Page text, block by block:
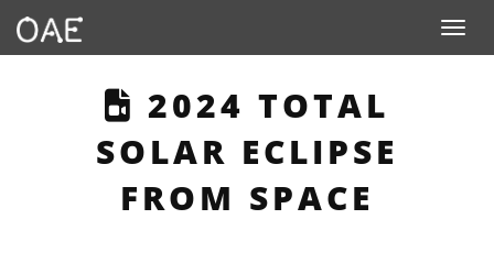
Toggle
THIS PAGE
2024 TOTAL
SOLAR ECLIPSE
FROM SPACE